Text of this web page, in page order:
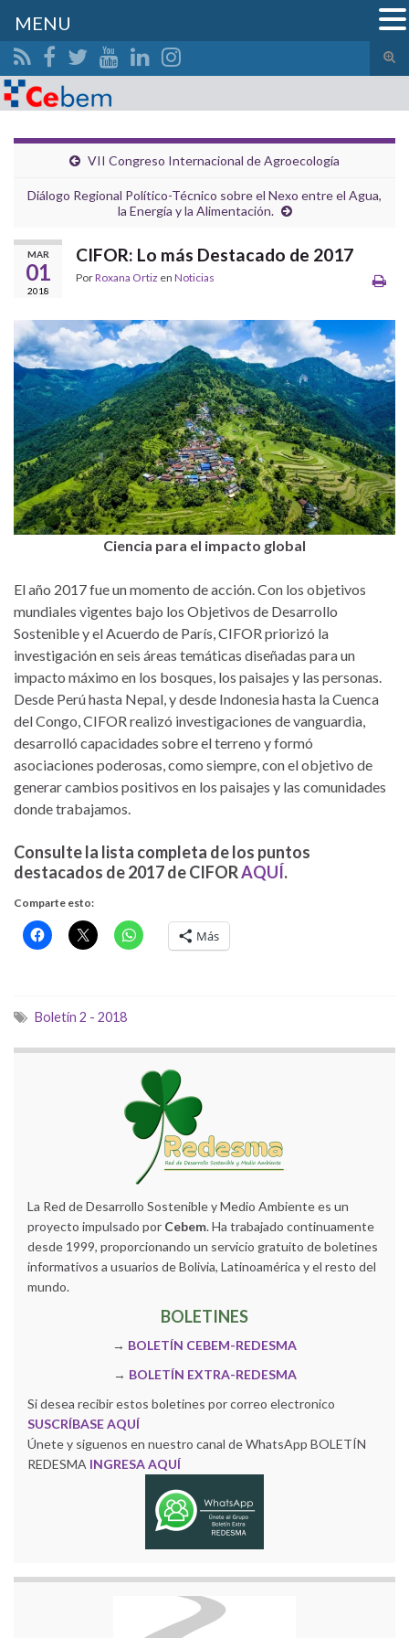
el
Search for:
VII Congreso Internacional de Agroecología
Diálogo Regional Político-Técnico sobre el Nexo entre el Agua,
la Energía y la Alimentación.
MAR
01
2018
CIFOR: Lo más Destacado de 2017
PorRoxana Ortiz en Noticias
Ciencia para el impacto global
El año 2017 fue un momento de acción. Con los objetivos
mundiales vigentes bajo los Objetivos de Desarrollo
Sostenible y el Acuerdo de París, CIFOR priorizó la
investigación en seis áreas temáticas diseñadas para un
impacto máximo en los bosques, los paisajes y las personas.
Desde Perú hasta Nepal, y desde Indonesia hasta la Cuenca
del Congo, CIFOR realizó investigaciones de vanguardia,
desarrolló capacidades sobre el terreno y formó
asociaciones poderosas, como siempre, con el objetivo de
generar cambios positivos en los paisajes y las comunidades
donde trabajamos.
Consulte la lista completa de los puntos
destacados de 2017 de CIFORAQUÍ.
Comparte esto:
Más
Boletín 2 - 2018
La Red de Desarrollo Sostenible y Medio Ambiente es un
proyecto impulsado por Cebem. Ha trabajado continuamente
desde 1999, proporcionando un servicio gratuito de boletines
informativos a usuarios de Bolivia, Latinoamérica y el resto del
mundo.
BOLETINES
→ BOLETÍN CEBEM-REDESMA
→ BOLETÍN EXTRA-REDESMA
Si desea recibir estos boletines por correo electronico
SUSCRÍBASE AQUÍ
Únete y siguenos en nuestro canal de WhatsApp BOLETÍN
REDESMA INGRESA AQUÍ
MENU